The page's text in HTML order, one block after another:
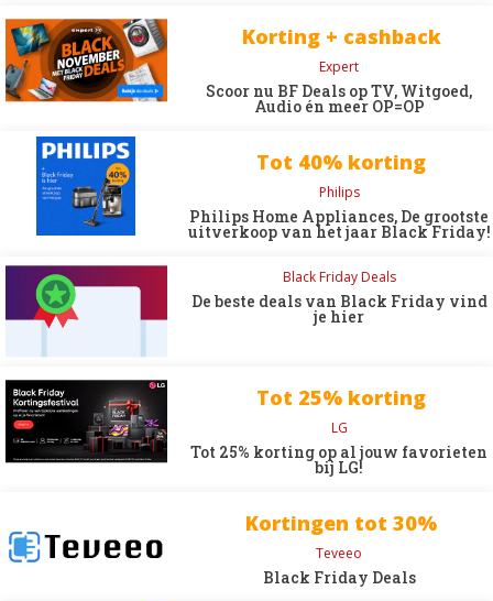
Korting + cashback
Expert
Scoor nu BF Deals op TV, Witgoed,
Audio én meer OP=OP
Tot 40% korting
Philips
Philips Home Appliances, De grootste
uitverkoop van het jaar Black Friday!
Black Friday Deals
De beste deals van Black Friday vind
je hier
Tot 25% korting
LG
Tot 25% korting op al jouw favorieten
bij LG!
Kortingen tot 30%
Teveeo
Black Friday Deals